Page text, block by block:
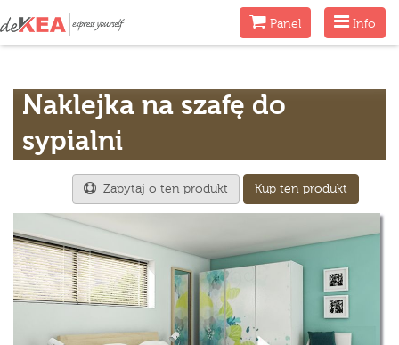
Menu
Info
MenuPanel
Naklejka na szafę do
sypialni
Zapytaj o ten produkt Kup ten produkt